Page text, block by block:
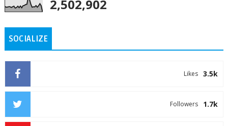
2,502,902
SOCIALIZE
3.5k
Likes
1.7k
Followers